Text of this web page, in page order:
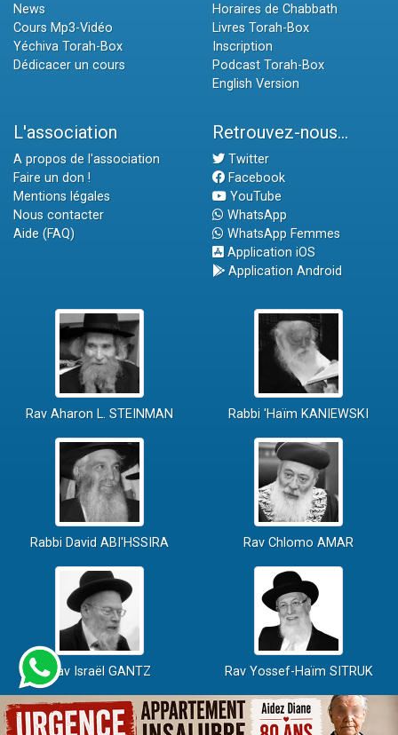
News
Cours Mp3-Vidéo
Yéchiva Torah-Box
Dédicacer un cours
Horaires de Chabbath
Livres Torah-Box
Inscription
Podcast Torah-Box
English Version
L'association
A propos de l'association
Faire un don !
Mentions légales
Nous contacter
Aide (FAQ)
Retrouvez-nous...
Twitter
Facebook
YouTube
WhatsApp
WhatsApp Femmes
Application iOS
Application Android
Rav Aharon L. STEINMAN Rabbi 'Haïm KANIEWSKI
Rabbi David ABI'HSSIRA Rav Chlomo AMAR
Rav Israël GANTZ Rav Yossef-Haïm SITRUK